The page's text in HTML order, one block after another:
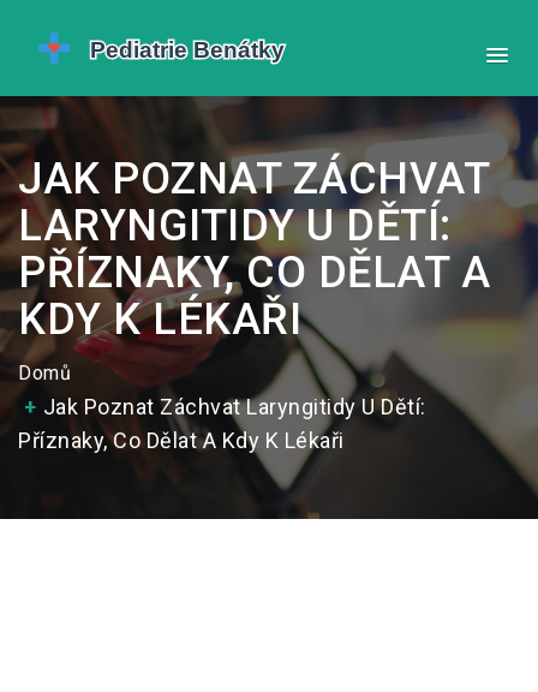
JAK POZNAT ZÁCHVAT
LARYNGITIDY U DĚTÍ:
PŘÍZNAKY, CO DĚLAT A
KDY K LÉKAŘI
Domů
Jak Poznat Záchvat Laryngitidy U Dětí:
Příznaky, Co Dělat A Kdy K Lékaři